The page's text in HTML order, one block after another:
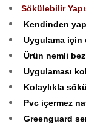
Sökülebilir
Kendinden
Uygulama için
Ürün nemli
Uygulaması
Kolaylıkla
Pvc içermez
Greenguard